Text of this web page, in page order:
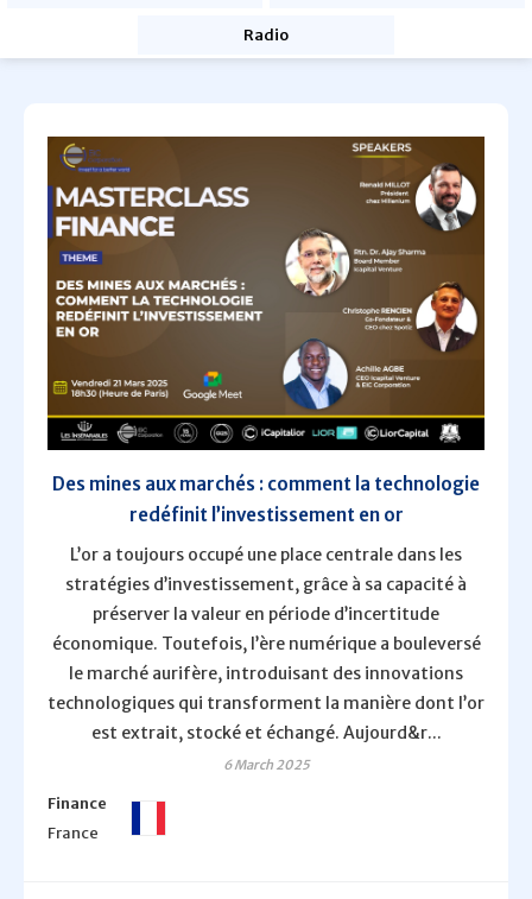
Radio
Des mines aux marchés : comment la technologie
redéfinit l’investissement en or
L’or a toujours occupé une place centrale dans les
stratégies d’investissement, grâce à sa capacité à
préserver la valeur en période d’incertitude
économique. Toutefois, l’ère numérique a bouleversé
le marché aurifère, introduisant des innovations
technologiques qui transforment la manière dont l’or
est extrait, stocké et échangé. Aujourd&r...
6 March 2025
Finance
France